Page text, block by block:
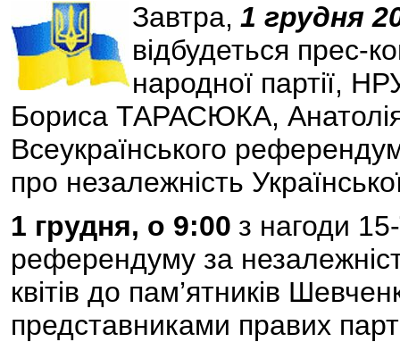
Завтра, 1 грудня
відбудеться прес-
народної партії,
Бориса ТАРАСЮКА,
Всеукраїнського
про незалежність
1 грудня, о 9:00 з нагоди 15-
референдуму за
квітів до пам’ятників
представниками правих